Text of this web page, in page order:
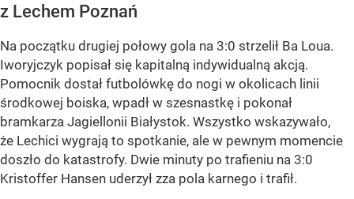
z Lechem Poznań
Na początku drugiej połowy gola na 3:0 strzelił Ba Loua.
Iworyjczyk popisał się kapitalną indywidualną akcją.
Pomocnik dostał futbolówkę do nogi w okolicach linii
środkowej boiska, wpadł w szesnastkę i pokonał
bramkarza Jagiellonii Białystok. Wszystko wskazywało,
że Lechici wygrają to spotkanie, ale w pewnym momencie
doszło do katastrofy. Dwie minuty po trafieniu na 3:0
Kristoffer Hansen uderzył zza pola karnego i trafił.